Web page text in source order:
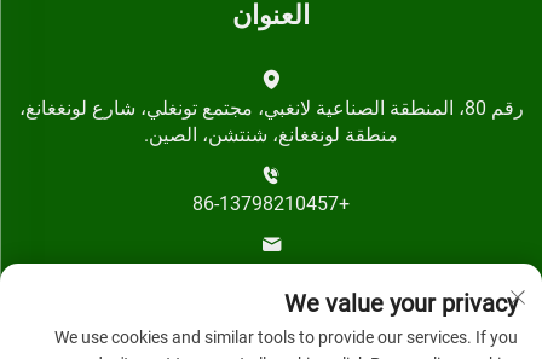
العنوان
رقم 80، المنطقة الصناعية لانغبي، مجتمع تونغلي، شارع لونغغانغ،
منطقة لونغغانغ، شنتشن، الصين.
+86-13798210457
We value your privacy
We use cookies and similar tools to provide our services. If you